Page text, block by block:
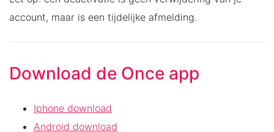
account, maar is een tijdelijke afmelding.
Download de Once app
Iphone download
Android download